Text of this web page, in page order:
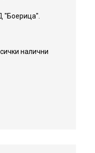
"Боерица".
налични